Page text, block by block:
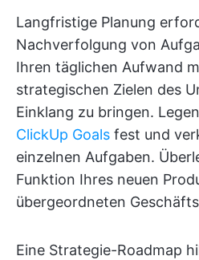
Langfristige Planung
Nachverfolgung von
Ihren täglichen Aufwand
strategischen Zielen des
Einklang zu bringen.
ClickUp Goals fest und
einzelnen Aufgaben.
Funktion Ihres neuen
übergeordneten
Eine Strategie-Roadmap